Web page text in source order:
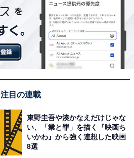
注目の連載
東野圭吾や湊かなえだけじゃな
い、「業と罪」を描く『映画ち
いかわ』から強く連想した映画
8選